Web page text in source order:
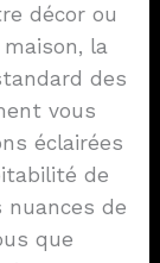
décor ou
la
des
vous
éclairées
de
nuances de
que